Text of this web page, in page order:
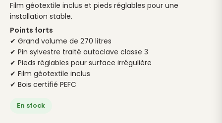
Film géotextile inclus et pieds réglables pour une
installation stable.
Points forts
✔ Grand volume de 270 litres
✔ Pin sylvestre traité autoclave classe 3
✔ Pieds réglables pour surface irrégulière
✔ Film géotextile inclus
✔ Bois certifié PEFC
En stock